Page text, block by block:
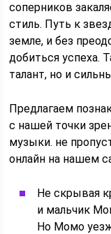
соперников
стиль. Путь к
земле, и без
добиться успеха.
талант, но и
Предлагаем
с нашей точки
музыки. не
онлайн на нашем
Не скрывая
и мальчик
Но Момо